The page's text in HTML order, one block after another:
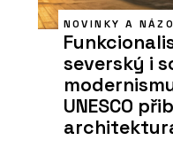
NOVINKY A
severský i
UNESCO